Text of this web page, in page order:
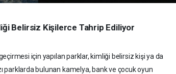
Belirsiz Kişilerce Tahrip Ediliyor
için yapılan parklar, kimliği belirsiz kişi ya da
parklarda bulunan kamelya, bank ve çocuk oyun